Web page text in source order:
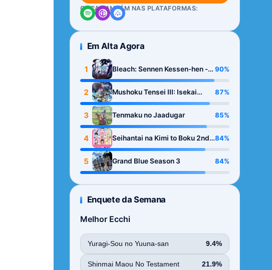
OUÇA TAMBÉM NAS PLATAFORMAS:
Em Alta Agora
1
Bleach: Sennen Kessen-hen -
Kashin-tan
90%
2
Mushoku Tensei III: Isekai
Ittara Honki Dasu
87%
3 Tenmaku no Jaadugar 85%
4
Seihantai na Kimi to Boku 2nd
Season
84%
5 Grand Blue Season 3 84%
Enquete da Semana
Melhor Ecchi
Yuragi-Sou no Yuuna-san 9.4%
Shinmai Maou No Testament 21.9%